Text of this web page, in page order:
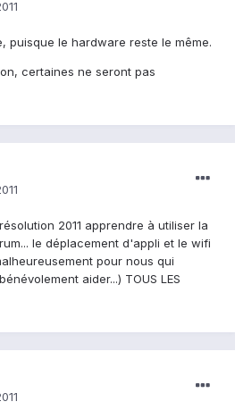
puisque le hardware reste le même.
certaines ne seront pas
2011 apprendre à utiliser la
le déplacement d'appli et le wifi
pour nous qui
aider...) TOUS LES